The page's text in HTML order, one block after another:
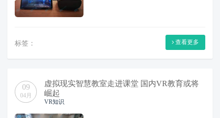
标签： 查看更多
09
04月
虚拟现实智慧教室走进课堂 国内VR教育或将
崛起
VR知识